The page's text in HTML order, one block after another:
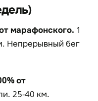
марафонского. 1
Непрерывный бег
от
25-40 км.